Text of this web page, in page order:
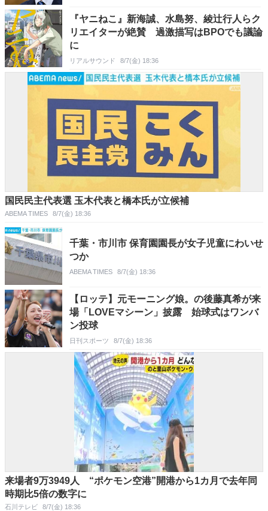
『ヤニねこ』新海誠、水島努、綾辻行人らク
リエイターが絶賛 過激描写はBPOでも議論
に
リアルサウンド 8/7(金) 18:36
国民民主代表選 玉木代表と橋本氏が立候補
ABEMA TIMES 8/7(金) 18:36
千葉・市川市 保育園園長が女子児童にわいせ
つか
ABEMA TIMES 8/7(金) 18:36
【ロッテ】元モーニング娘。の後藤真希が来
場「LOVEマシーン」披露 始球式はワンバ
ン投球
日刊スポーツ 8/7(金) 18:36
来場者9万3949人 “ポケモン空港”開港から1カ月で去年同
時期比5倍の数字に
石川テレビ 8/7(金) 18:36